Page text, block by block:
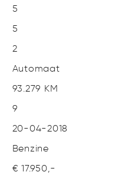
5
5
2
Automaat
93.279 KM
9
20-04-2018
Benzine
€ 17.950,-